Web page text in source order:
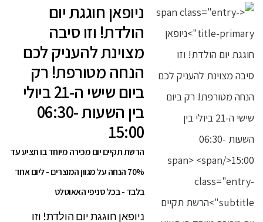
ניופאן חוגגת יום
הולדת! וזו סיבה
מצוינת להעניק לכם
הנחה מטורפת! רק
ביום שישי ה-21 ביולי
בין השעות 06:30-
15:00
הרשת תקיים יום מכירה מיוחד בו תציע עד
70% הנחה על מגוון המוצרים - ליום אחד
בלבד - בכל סניפי האאוטלט
ניופאן חוגגת יום הולדת! וזו